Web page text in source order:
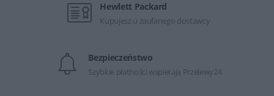
Hewlett Packard
Kupujesz u zaufanego dostawcy
Bezpieczeństwo
Szybkie płatności wspierają Przelewy24